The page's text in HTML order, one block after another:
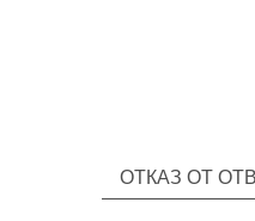
ОТКАЗ ОТ